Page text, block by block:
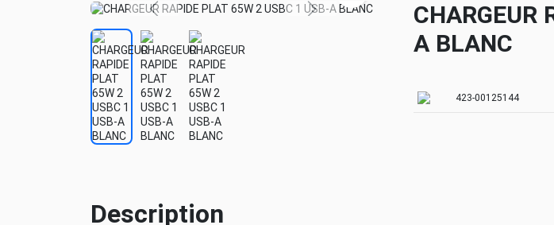
Previous Next
CHARGEUR
A BLANC
423-00125144
Description